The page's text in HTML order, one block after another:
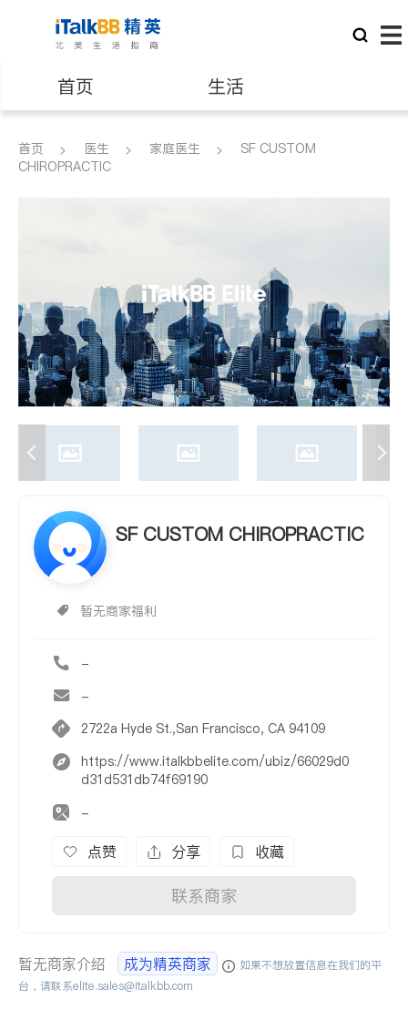
首页 生活
医生 律师
养老 非盈利组织
首页 医生 家庭医生
SF CUSTOM
CHIROPRACTIC
SF CUSTOM CHIROPRACTIC
暂无商家福利
-
-
2722a Hyde St.,San Francisco, CA 94109
https://www.italkbbelite.com/ubiz/66029d0
d31d531db74f69190
-
点赞 分享 收藏
联系商家
暂无商家介绍 成为精英商家
如果不想放置信息在我们的平
台，请联系elite.sales@italkbb.com